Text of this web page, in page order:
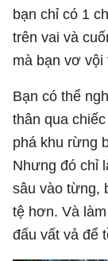
bạn chỉ có 1
trên vai và
mà bạn vơ
Bạn có thể
thân qua
phá khu rừng
Nhưng đó chỉ
sâu vào từng,
tệ hơn. Và
đấu vất vả để